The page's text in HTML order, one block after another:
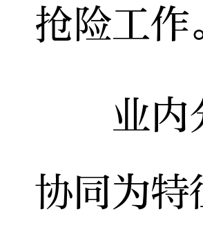
抢险工作
业内分
协同为特